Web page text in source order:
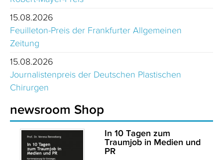
15.08.2026
Feuilleton-Preis der Frankfurter Allgemeinen
Zeitung
15.08.2026
Journalistenpreis der Deutschen Plastischen
Chirurgen
newsroom Shop
In 10 Tagen zum
Traumjob in Medien und
PR